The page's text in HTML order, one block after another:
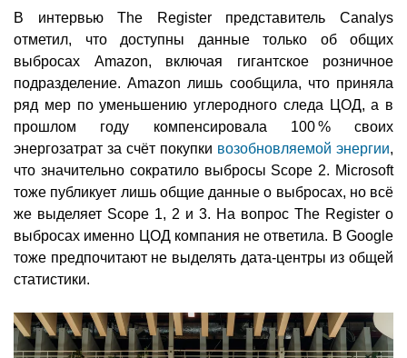
В интервью The Register представитель Canalys
отметил, что доступны данные только об общих
выбросах Amazon, включая гигантское розничное
подразделение. Amazon лишь сообщила, что приняла
ряд мер по уменьшению углеродного следа ЦОД, а в
прошлом году компенсировала 100 % своих
энергозатрат за счёт покупки возобновляемой энергии,
что значительно сократило выбросы Scope 2. Microsoft
тоже публикует лишь общие данные о выбросах, но всё
же выделяет Scope 1, 2 и 3. На вопрос The Register о
выбросах именно ЦОД компания не ответила. В Google
тоже предпочитают не выделять дата-центры из общей
статистики.